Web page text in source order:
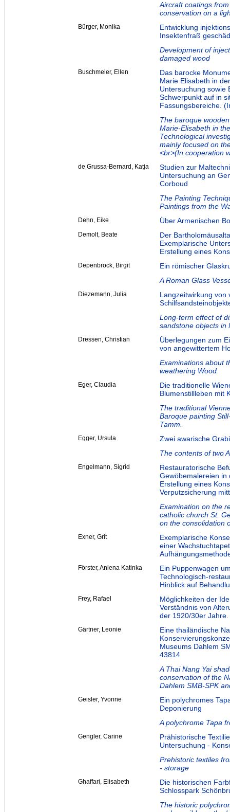
Aircraft coatings
conservation on a
Bürger, Monika
Entwicklung
Insektenfraß
Development of
damaged wood
Buschmeier, Ellen
Das barocke
Marie Elisabeth in
Untersuchung sowie
Schwerpunkt auf in
Fassungsbereiche.
The baroque
Marie-Elisabeth in
Technological
mainly focused on
<br>(In cooperation
de Grussa-Bernard, Katja
Studien zur
Untersuchung an
Corboud
The Painting
Paintings from the
Dehn, Eike Über Armenischen
Demolt, Beate
Der
Exemplarische
Erstellung eines
Depenbrock, Birgit
Ein römischer
A Roman Glass
Diezemann, Julia
Langzeitwirkung von
Long-term effect of
sandstone objects in
Dressen, Christian
Überlegungen zum
von angewittertem
Examinations about
weathering Wood
Eger, Claudia
Die traditionelle
Blumenstillleben mit
The traditional
Baroque painting
Tamm.
Egger, Ursula
Zwei awarische
The contents of two
Engelmann, Sigrid
Restauratorische
Gewöbemalereien in
Erstellung eines
Verputzsicherung
Examination on the
catholic church St.
on the consolidation
Exner, Grit
Exemplarische
einer
Förster, Anlena Katinka
Ein Puppenwagen
Technologisch-
Hinblick auf
Frey, Rafael
Möglichkeiten der
Verständnis von
der 1920/30er Jahre.
Gärtner, Leonie
Eine thailändische
Museums Dahlem
43814
A Thai Nang Yai
conservation of the
Dahlem SMB-SPK
Geisler, Yvonne
Ein polychromes
Deponierung
A polychrome Tapa
Gengler, Carine
Prähistorische
Untersuchung -
Prehistoric textiles
- storage
Ghaffari, Elisabeth
Die historischen
Schlosspark
The historic